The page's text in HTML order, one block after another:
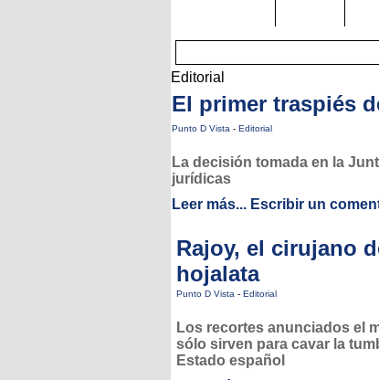
Editorial
El primer traspiés
Punto D Vista - Editorial
La decisión tomada en la
jurídicas
Leer más... Escribir un
Rajoy, el cirujano
hojalata
Punto D Vista - Editorial
Los recortes anunciados el
sólo sirven para cavar la
Estado español